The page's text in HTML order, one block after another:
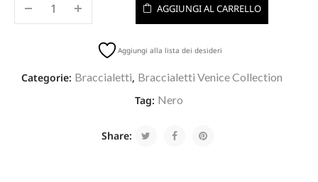
AGGIUNGI AL CARRELLO
Aggiungi alla lista dei desideri
Categorie: Braccialetti, Braccialetti Venice Collection
Tag: Nero
Share: